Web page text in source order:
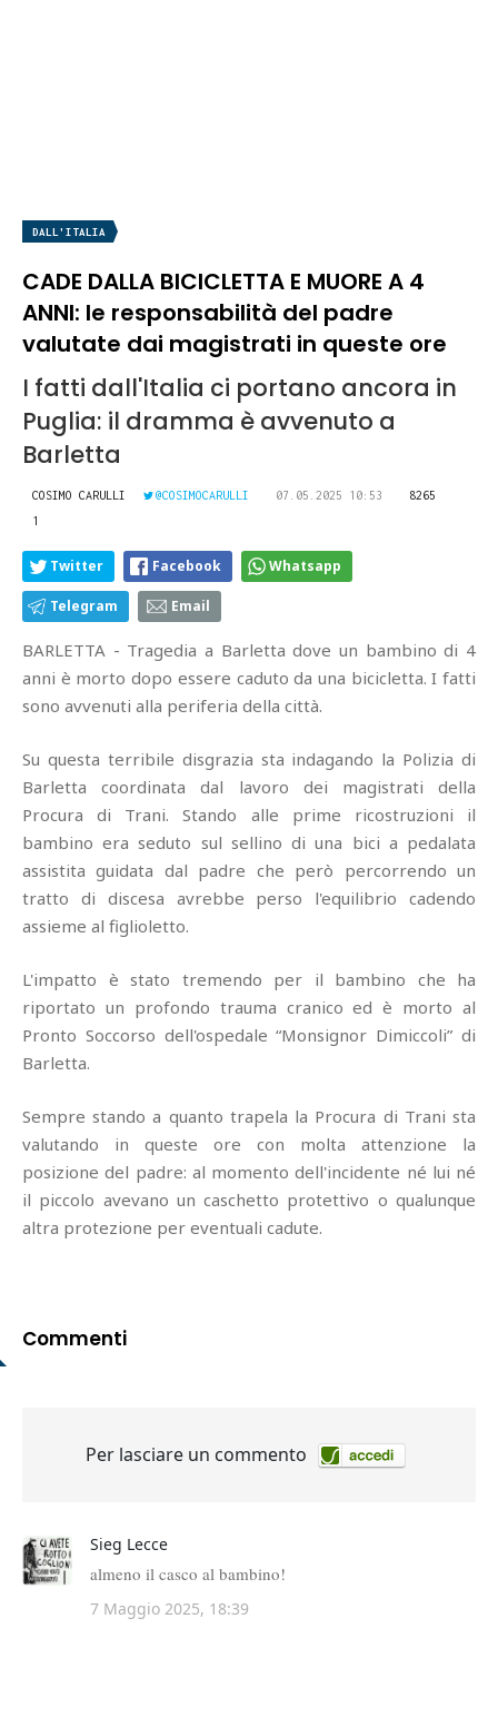
DALL'ITALIA
CADE DALLA BICICLETTA E MUORE A 4
ANNI: le responsabilità del padre
valutate dai magistrati in queste ore
I fatti dall'Italia ci portano ancora in
Puglia: il dramma è avvenuto a
Barletta
COSIMO CARULLI @COSIMOCARULLI 07.05.2025 10:53
8265
1
Twitter Facebook Whatsapp
Telegram Email
BARLETTA - Tragedia a Barletta dove un bambino di 4
anni è morto dopo essere caduto da una bicicletta. I fatti
sono avvenuti alla periferia della città.
Su questa terribile disgrazia sta indagando la Polizia di
Barletta coordinata dal lavoro dei magistrati della
Procura di Trani. Stando alle prime ricostruzioni il
bambino era seduto sul sellino di una bici a pedalata
assistita guidata dal padre che però percorrendo un
tratto di discesa avrebbe perso l'equilibrio cadendo
assieme al figlioletto.
L'impatto è stato tremendo per il bambino che ha
riportato un profondo trauma cranico ed è morto al
Pronto Soccorso dell'ospedale “Monsignor Dimiccoli” di
Barletta.
Sempre stando a quanto trapela la Procura di Trani sta
valutando in queste ore con molta attenzione la
posizione del padre: al momento dell'incidente né lui né
il piccolo avevano un caschetto protettivo o qualunque
altra protezione per eventuali cadute.
Commenti